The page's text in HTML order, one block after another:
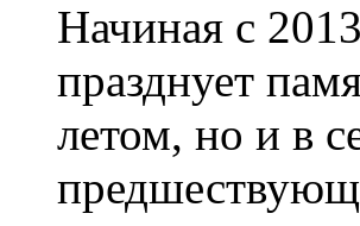
Начиная с
празднует
летом, но и в